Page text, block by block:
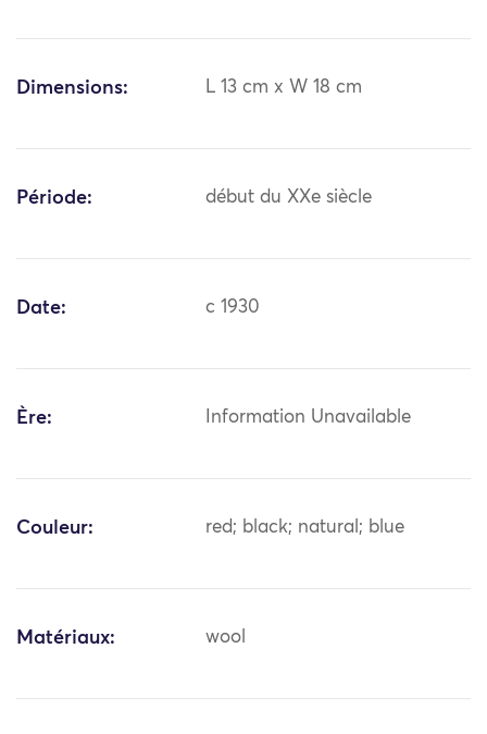
Dimensions: L 13 cm x W 18 cm
Période: début du XXe siècle
Date: c 1930
Ère: Information Unavailable
Couleur: red; black; natural; blue
Matériaux: wool